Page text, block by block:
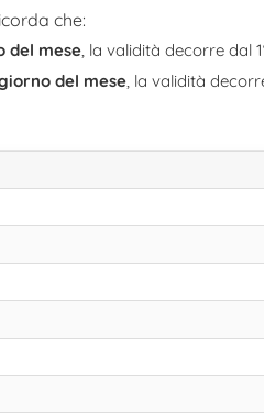
che:
del mese, la validità decorre dal
del mese, la validità